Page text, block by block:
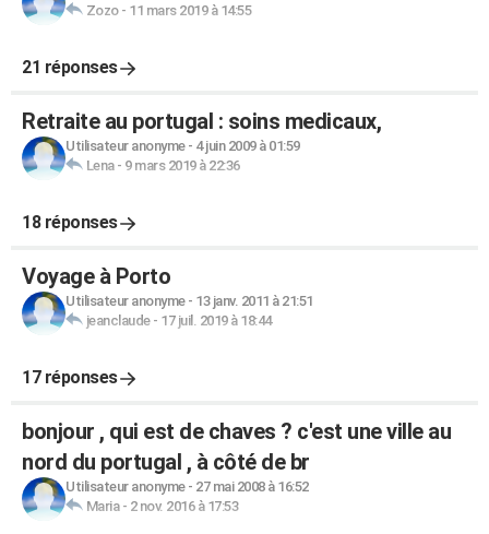
Zozo- 11 mars 2019 à 14:55
21 réponses
Retraite au portugal : soins medicaux,
Utilisateur anonyme- 4 juin 2009 à 01:59
Lena- 9 mars 2019 à 22:36
18 réponses
Voyage à Porto
Utilisateur anonyme- 13 janv. 2011 à 21:51
jeanclaude- 17 juil. 2019 à 18:44
17 réponses
bonjour , qui est de chaves ? c'est une ville au
nord du portugal , à côté de br
Utilisateur anonyme- 27 mai 2008 à 16:52
Maria- 2 nov. 2016 à 17:53